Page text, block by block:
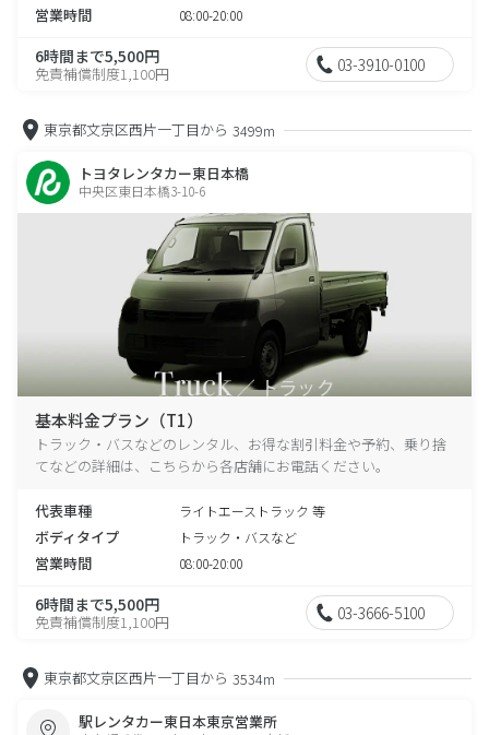
営業時間 08:00-20:00
6時間まで5,500円
免責補償制度1,100円 03-3910-0100
東京都文京区西片一丁目から 3499m
トヨタレンタカー東日本橋
中央区東日本橋3-10-6
基本料金プラン（T1）
トラック・バスなどのレンタル、お得な割引料金や予約、乗り捨
てなどの詳細は、こちらから各店舗にお電話ください。
代表車種 ライトエーストラック 等
ボディタイプ トラック・バスなど
営業時間 08:00-20:00
6時間まで5,500円
免責補償制度1,100円 03-3666-5100
東京都文京区西片一丁目から 3534m
駅レンタカー東日本東京営業所